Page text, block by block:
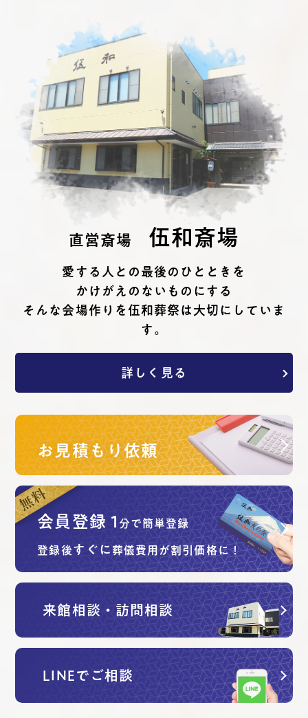
直営斎場 伍和斎場
愛する⼈との最後のひとときを
かけがえのないものにする
そんな会場作りを伍和葬祭は⼤切にしていま
す。
詳しく見る
お見積もり依頼
会員登録 1 分で簡単登録
登録後すぐに 葬儀費用が割引価格に！
来館相談・訪問相談
LINEでご相談